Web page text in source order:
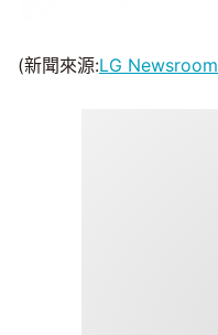
(新聞來源:LG Newsroom